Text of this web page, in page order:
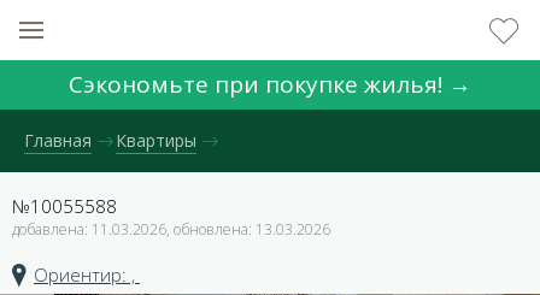
Сэкономьте при покупке жилья! →
Главная Квартиры
№10055588
добавлена: 11.03.2026, обновлена: 13.03.2026
Ориентир: ,